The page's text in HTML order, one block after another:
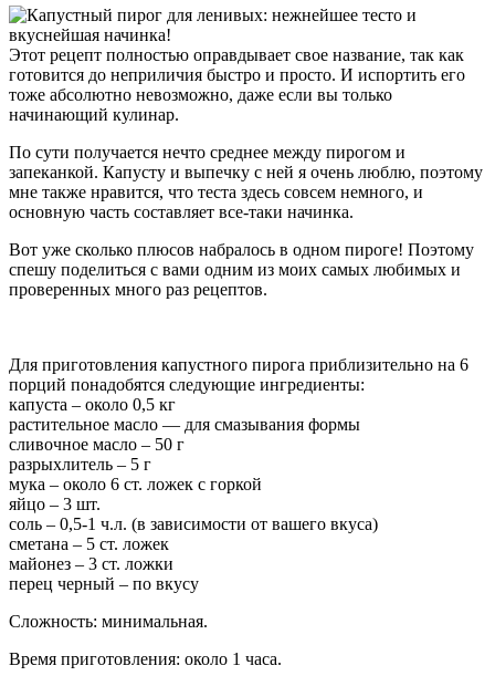
Этот рецепт полностью оправдывает свое название, так как
готовится до неприличия быстро и просто. И испортить его
тоже абсолютно невозможно, даже если вы только
начинающий кулинар.
По сути получается нечто среднее между пирогом и
запеканкой. Капусту и выпечку с ней я очень люблю, поэтому
мне также нравится, что теста здесь совсем немного, и
основную часть составляет все-таки начинка.
Вот уже сколько плюсов набралось в одном пироге! Поэтому
спешу поделиться с вами одним из моих самых любимых и
проверенных много раз рецептов.
Для приготовления капустного пирога приблизительно на 6
порций понадобятся следующие ингредиенты:
капуста – около 0,5 кг
растительное масло — для смазывания формы
сливочное масло – 50 г
разрыхлитель – 5 г
мука – около 6 ст. ложек с горкой
яйцо – 3 шт.
соль – 0,5-1 ч.л. (в зависимости от вашего вкуса)
сметана – 5 ст. ложек
майонез – 3 ст. ложки
перец черный – по вкусу
Сложность: минимальная.
Время приготовления: около 1 часа.